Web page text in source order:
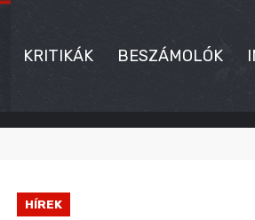
KRITIKÁK BESZÁMOLÓK
HÍREK